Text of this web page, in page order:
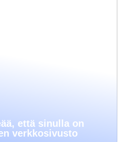
että sinulla on
verkkosivusto